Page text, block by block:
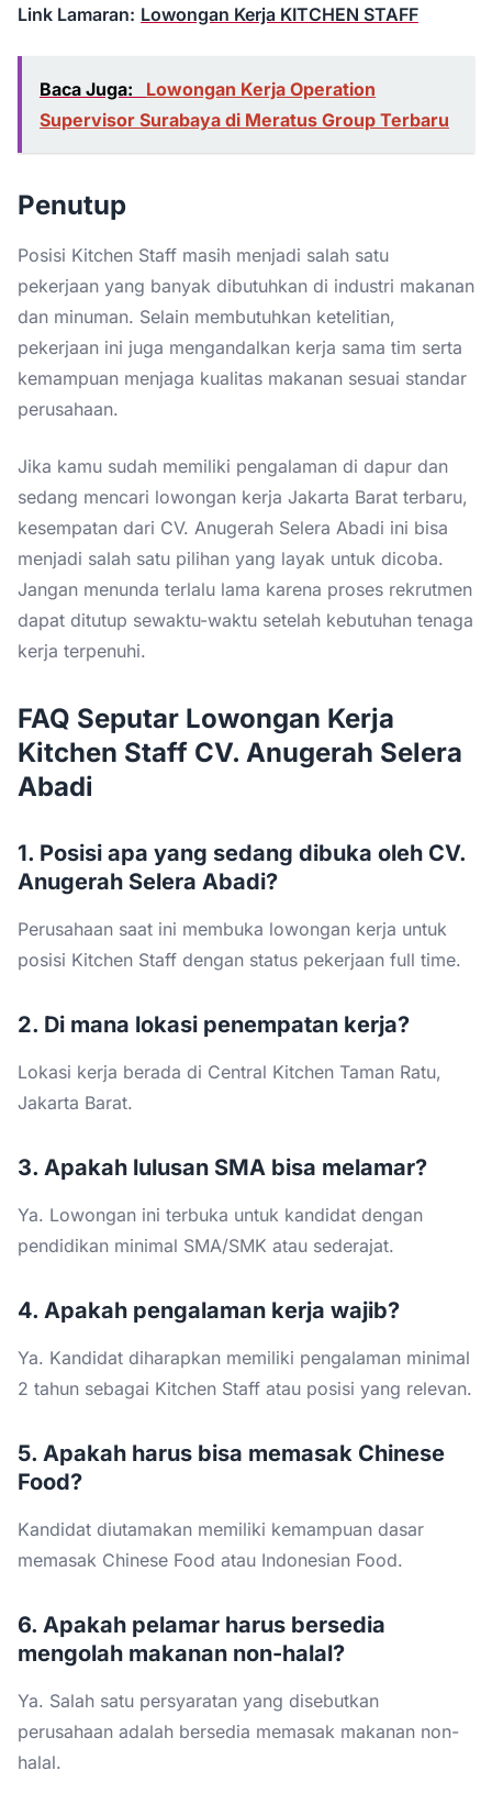
Link Lamaran: Lowongan Kerja KITCHEN STAFF
Baca Juga:
Lowongan Kerja Operation
Supervisor Surabaya di Meratus Group Terbaru
Penutup
Posisi Kitchen Staff masih menjadi salah satu
pekerjaan yang banyak dibutuhkan di industri makanan
dan minuman. Selain membutuhkan ketelitian,
pekerjaan ini juga mengandalkan kerja sama tim serta
kemampuan menjaga kualitas makanan sesuai standar
perusahaan.
Jika kamu sudah memiliki pengalaman di dapur dan
sedang mencari lowongan kerja Jakarta Barat terbaru,
kesempatan dari CV. Anugerah Selera Abadi ini bisa
menjadi salah satu pilihan yang layak untuk dicoba.
Jangan menunda terlalu lama karena proses rekrutmen
dapat ditutup sewaktu-waktu setelah kebutuhan tenaga
kerja terpenuhi.
FAQ Seputar Lowongan Kerja
Kitchen Staff CV. Anugerah Selera
Abadi
1. Posisi apa yang sedang dibuka oleh CV.
Anugerah Selera Abadi?
Perusahaan saat ini membuka lowongan kerja untuk
posisi Kitchen Staff dengan status pekerjaan full time.
2. Di mana lokasi penempatan kerja?
Lokasi kerja berada di Central Kitchen Taman Ratu,
Jakarta Barat.
3. Apakah lulusan SMA bisa melamar?
Ya. Lowongan ini terbuka untuk kandidat dengan
pendidikan minimal SMA/SMK atau sederajat.
4. Apakah pengalaman kerja wajib?
Ya. Kandidat diharapkan memiliki pengalaman minimal
2 tahun sebagai Kitchen Staff atau posisi yang relevan.
5. Apakah harus bisa memasak Chinese
Food?
Kandidat diutamakan memiliki kemampuan dasar
memasak Chinese Food atau Indonesian Food.
6. Apakah pelamar harus bersedia
mengolah makanan non-halal?
Ya. Salah satu persyaratan yang disebutkan
perusahaan adalah bersedia memasak makanan non-
halal.